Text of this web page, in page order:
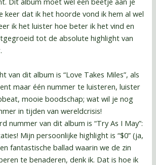
keer dat ik het hoorde vond ik hem al wel
ik het luister hoe beter ik het vind en
tot de absolute highlight van
van dit album is “Love Takes Miles”, als
maar één nummer te luisteren, luister
mooie boodschap; wat wil je nog
in tijden van wereldcrisis!
nummer van dit album is “Try As I May”:
Mijn persoonlijke highlight is “$0” (ja,
fantastische ballad waarin we de zin
te benaderen, denk ik. Dat is hoe ik